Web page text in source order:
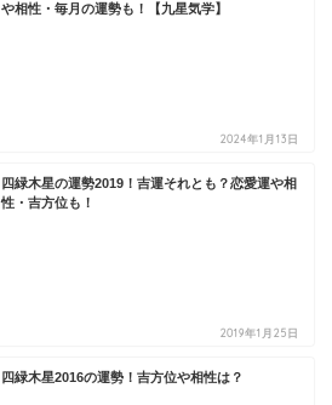
や相性・毎月の運勢も！【九星気学】
2024年1月13日
四緑木星の運勢2019！吉運それとも？恋愛運や相
性・吉方位も！
2019年1月25日
四緑木星2016の運勢！吉方位や相性は？